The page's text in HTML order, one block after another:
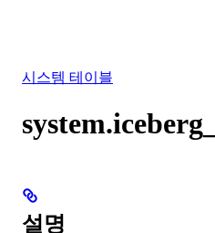
시스템 테이블
설명